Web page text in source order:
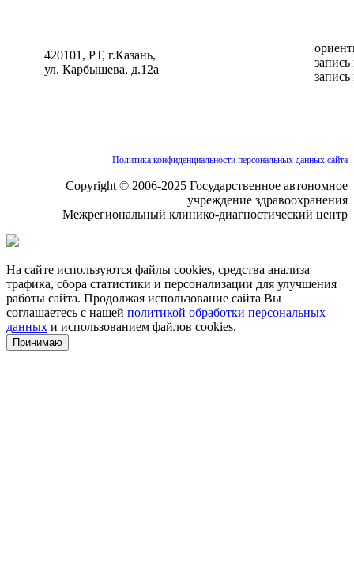
420101, РТ, г.Казань,
ул. Карбышева, д.12а
Политика конфиденциальности персональных данных сайта
Copyright © 2006-2025 Государственное автономное
учреждение здравоохранения
Межрегиональный клинико-диагностический центр
На сайте используются файлы cookies, средства анализа
трафика, сбора статистики и персонализации для улучшения
работы сайта. Продолжая использование сайта Вы
соглашаетесь с нашей политикой обработки персональных
данных и использованием файлов cookies.
Принимаю